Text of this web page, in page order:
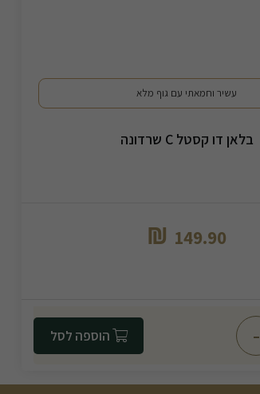
עשיר וחמאתי עם גוף מלא
בלאן דו קסטל C שרדונה
149.90
₪
-